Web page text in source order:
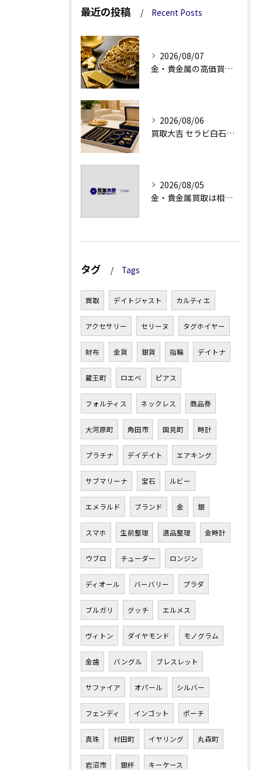
最近の投稿 Recent Posts
2026/08/07
金・貴金属の高価買取へ、相場差と手数料を見る
2026/08/06
買取大吉 セラビ白石店の金・貴金属買取で迷わない強み
2026/08/05
金・貴金属買取は相場急落日こそ査定のポイントを押さえる
タグ Tags
買取 デイトジャスト カルティエ
アクセサリー セリーヌ タグホイヤー
財布 金貨 銀貨 指輪 デイトナ
蔵王町 ロエベ ピアス
フォルティス ネックレス 商品券
大河原町 角田市 国見町 時計
プラチナ デイデイト エアキング
サブマリーナ 宝石 ルビー
エメラルド ブランド 金 銀
スマホ 生前整理 遺品整理 金時計
ウブロ チューダー ロンジン
ディオール バーバリー プラダ
ブルガリ グッチ エルメス
ヴィトン ダイヤモンド モノグラム
金歯 バングル ブレスレット
サファイア オパール シルバー
フェンディ インゴット ポーチ
真珠 村田町 イヤリング 丸森町
岩沼市 銀杯 キーケース